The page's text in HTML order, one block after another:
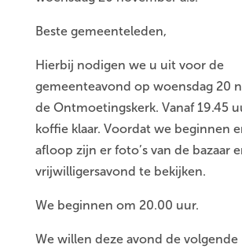
Beste gemeenteleden,
Hierbij nodigen we u uit voor de
gemeenteavond op woensdag 20
de Ontmoetingskerk. Vanaf 19.45
koffie klaar. Voordat we beginnen
afloop zijn er foto’s van de bazaar
vrijwilligersavond te bekijken.
We beginnen om 20.00 uur.
We willen deze avond de volgende